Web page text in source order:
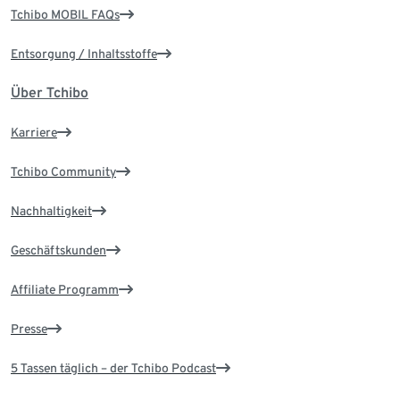
Tchibo MOBIL FAQs
Entsorgung / Inhaltsstoffe
Über Tchibo
Karriere
Tchibo Community
Nachhaltigkeit
Geschäftskunden
Affiliate Programm
Presse
5 Tassen täglich – der Tchibo Podcast